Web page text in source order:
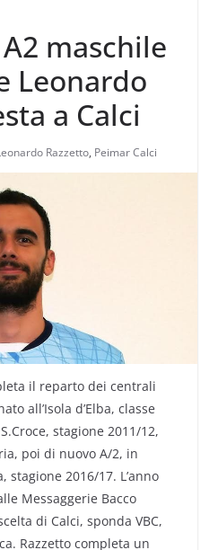
maschile
Leonardo
a Calci
Razzetto, Peimar Calci
il reparto dei centrali
all’Isola d’Elba, classe
stagione 2011/12,
poi di nuovo A/2, in
stagione 2016/17. L’anno
Messaggerie Bacco
di Calci, sponda VBC,
Razzetto completa un